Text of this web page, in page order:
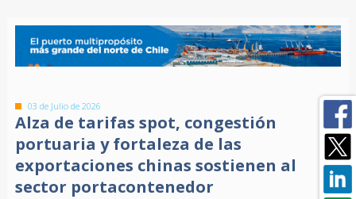
03 de Julio de 2026
Alza de tarifas spot, congestión
portuaria y fortaleza de las
exportaciones chinas sostienen al
sector portacontenedor